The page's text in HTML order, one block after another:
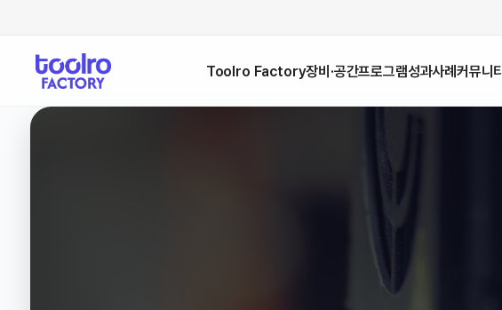
Toolro Factory장비·공간프로그램성과사례커뮤니티